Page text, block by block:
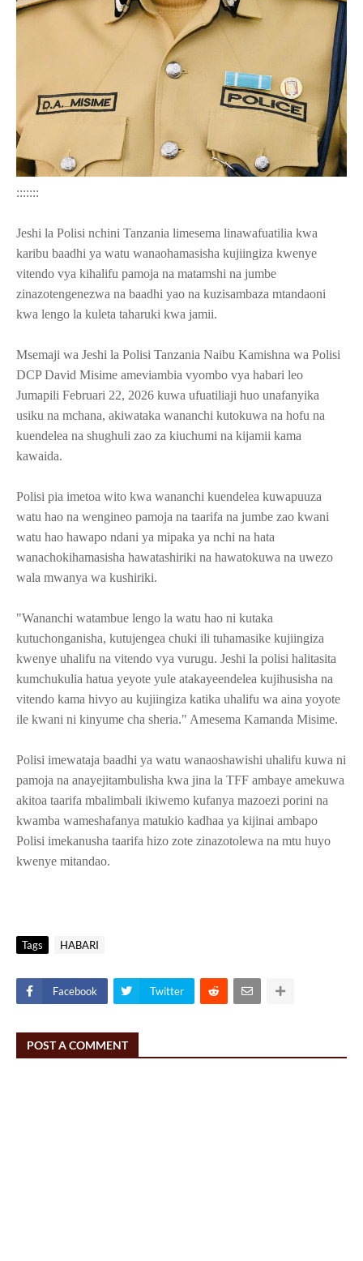
:::::::
Jeshi la Polisi nchini Tanzania limesema linawafuatilia kwa
karibu baadhi ya watu wanaohamasisha kujiingiza kwenye
vitendo vya kihalifu pamoja na matamshi na jumbe
zinazotengenezwa na baadhi yao na kuzisambaza mtandaoni
kwa lengo la kuleta taharuki kwa jamii.
Msemaji wa Jeshi la Polisi Tanzania Naibu Kamishna wa Polisi
DCP David Misime ameviambia vyombo vya habari leo
Jumapili Februari 22, 2026 kuwa ufuatiliaji huo unafanyika
usiku na mchana, akiwataka wananchi kutokuwa na hofu na
kuendelea na shughuli zao za kiuchumi na kijamii kama
kawaida.
Polisi pia imetoa wito kwa wananchi kuendelea kuwapuuza
watu hao na wengineo pamoja na taarifa na jumbe zao kwani
watu hao hawapo ndani ya mipaka ya nchi na hata
wanachokihamasisha hawatashiriki na hawatokuwa na uwezo
wala mwanya wa kushiriki.
"Wananchi watambue lengo la watu hao ni kutaka
kutuchonganisha, kutujengea chuki ili tuhamasike kujiingiza
kwenye uhalifu na vitendo vya vurugu. Jeshi la polisi halitasita
kumchukulia hatua yeyote yule atakayeendelea kujihusisha na
vitendo kama hivyo au kujiingiza katika uhalifu wa aina yoyote
ile kwani ni kinyume cha sheria." Amesema Kamanda Misime.
Polisi imewataja baadhi ya watu wanaoshawishi uhalifu kuwa ni
pamoja na anayejitambulisha kwa jina la TFF ambaye amekuwa
akitoa taarifa mbalimbali ikiwemo kufanya mazoezi porini na
kwamba wameshafanya matukio kadhaa ya kijinai ambapo
Polisi imekanusha taarifa hizo zote zinazotolewa na mtu huyo
kwenye mitandao.
Tags HABARI
Facebook Twitter
POST A COMMENT